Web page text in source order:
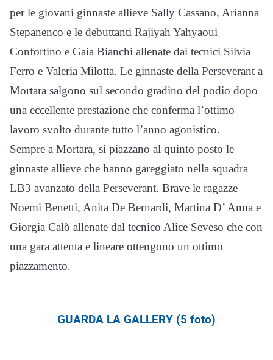
per le giovani ginnaste allieve Sally Cassano, Arianna
Stepanenco e le debuttanti Rajiyah Yahyaoui
Confortino e Gaia Bianchi allenate dai tecnici Silvia
Ferro e Valeria Milotta. Le ginnaste della Perseverant a
Mortara salgono sul secondo gradino del podio dopo
una eccellente prestazione che conferma l’ottimo
lavoro svolto durante tutto l’anno agonistico.
Sempre a Mortara, si piazzano al quinto posto le
ginnaste allieve che hanno gareggiato nella squadra
LB3 avanzato della Perseverant. Brave le ragazze
Noemi Benetti, Anita De Bernardi, Martina D’ Anna e
Giorgia Calò allenate dal tecnico Alice Seveso che con
una gara attenta e lineare ottengono un ottimo
piazzamento.
GUARDA LA GALLERY (5 foto)